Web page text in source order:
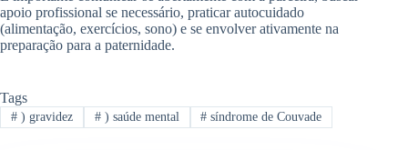
apoio profissional se necessário, praticar autocuidado
(alimentação, exercícios, sono) e se envolver ativamente na
preparação para a paternidade.
Tags
#) gravidez #) saúde mental # síndrome de Couvade